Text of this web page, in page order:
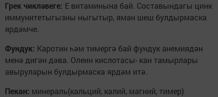
Грек чикләвеге: Е витаминына бай. Составындагы цинк
иммунитетыгызны ныгытыр, яман шеш булдырмаска
ярдәмче.
Фундук: Каротин һәм тимергә бай фундук анемиядән
менә дигән дәва. Олеин кислотасы- кан тамырлары
авыруларын булдырмаска ярдәм итә.
Пекан: минераль(кальций, калий, магний, тимер)